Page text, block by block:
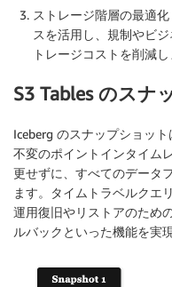
ストレージ階層の最適化
スを活用し、規制やビ
トレージコストを削減し
S3 Tables のスナ
Iceberg のスナップショッ
不変のポイントインタイム
更せずに、すべてのデータ
ます。タイムトラベルクエ
運用復旧やリストアのため
ルバックといった機能を実